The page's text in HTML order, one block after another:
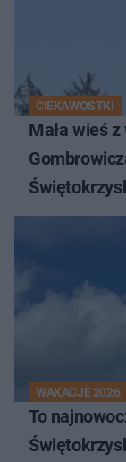
CIEKAWOSTKI
Mała wieś
WAKACJE 2026
To